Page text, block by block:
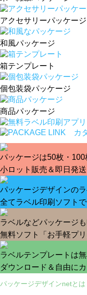
アクセサリーパッケージ
和風パッケージ
箱テンプレート
個包装袋パッケージ
商品パッケージ
パッケージは50枚・100
小ロット販売＆即日発送
パッケージデザインの
全てラベル印刷ソフトで
ラベルなどパッケージ
無料ソフト「お手軽プリ
ラベルテンプレートは
ダウンロード＆自由にカ
パッケージデザインnetとは